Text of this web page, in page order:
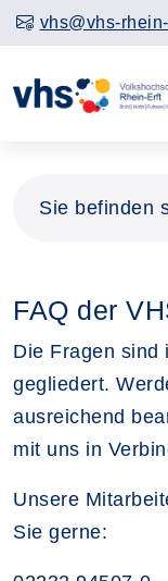
vhs@vhs-
Sie befinden
FAQ der
Die Fragen sind
gegliedert.
ausreichend
mit uns in
Unsere
Sie gerne: